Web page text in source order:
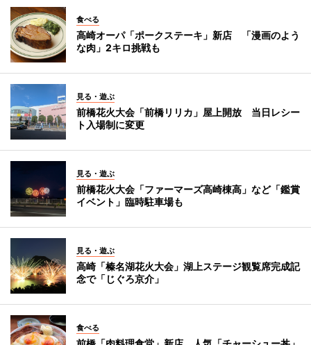
食べる
高崎オーパ「ポークステーキ」新店 「漫画のよう
な肉」2キロ挑戦も
見る・遊ぶ
前橋花火大会「前橋リリカ」屋上開放 当日レシー
ト入場制に変更
見る・遊ぶ
前橋花火大会「ファーマーズ高崎棟高」など「鑑賞
イベント」臨時駐車場も
見る・遊ぶ
高崎「榛名湖花火大会」湖上ステージ観覧席完成記
念で「じぐろ京介」
食べる